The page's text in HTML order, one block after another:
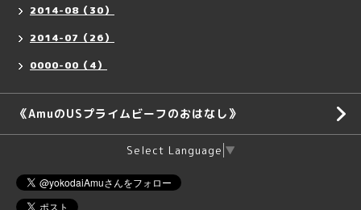
2014-08（30）
2014-07（26）
0000-00（4）
《AmuのUSプライムビーフのおはなし》
Select Language ▼